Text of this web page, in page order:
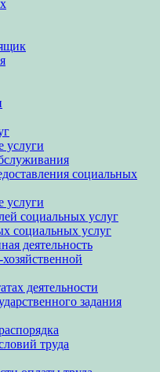
услуги
социальных
услуги
социальных услуг
социальных услуг
деятельность
деятельности
задания
труда